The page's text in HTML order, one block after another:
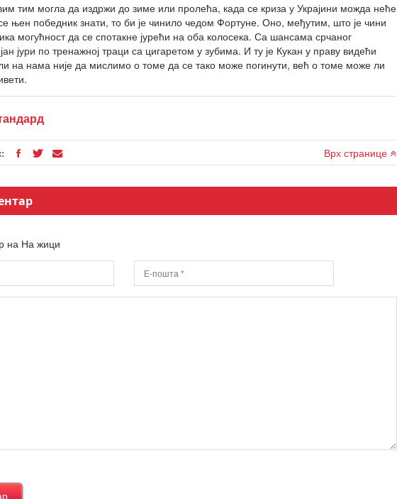
тим могла да издржи до зиме или пролећа, када се криза у Украјини можда неће
њен победник знати, то би је чинило чедом Фортуне. Оно, међутим, што је чини
могућност да се спотакне јурећи на оба колосека. Са шансама срчаног
јури по тренажној траци са цигаретом у зубима. И ту је Кукан у праву видећи
на нама није да мислимо о томе да се тако може погинути, већ о томе може ли
Врх странице
на На жици